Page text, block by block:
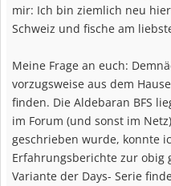
mir: Ich bin ziemlich neu
Schweiz und fische am
Meine Frage an euch:
vorzugsweise aus dem
finden. Die Aldebaran BFS
im Forum (und sonst im
geschrieben wurde, konnte
Erfahrungsberichte zur obig
Variante der Days- Serie